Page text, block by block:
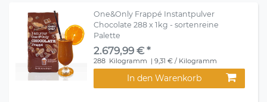
One&Only Frappé Instantpulver
Chocolate 288 x 1kg - sortenreine
Palette
2.679,99 € *
288 Kilogramm | 9,31 € / Kilogramm
In den Warenkorb